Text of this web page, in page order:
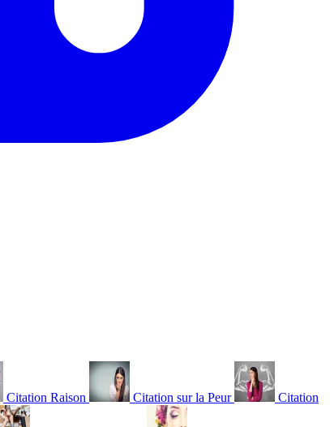
Citation Raison Citation sur la Peur Citation